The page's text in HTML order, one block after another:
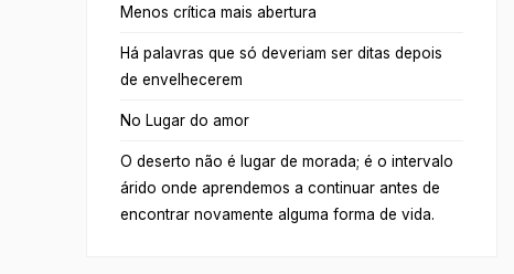
Menos crítica mais abertura
Há palavras que só deveriam ser ditas depois
de envelhecerem
No Lugar do amor
O deserto não é lugar de morada; é o intervalo
árido onde aprendemos a continuar antes de
encontrar novamente alguma forma de vida.